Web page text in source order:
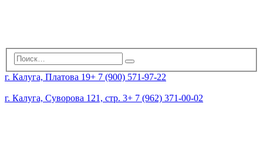
г. Калуга, Платова 19+ 7 (900) 571-97-22
г. Калуга, Суворова 121, стр. 3+ 7 (962) 371-00-02